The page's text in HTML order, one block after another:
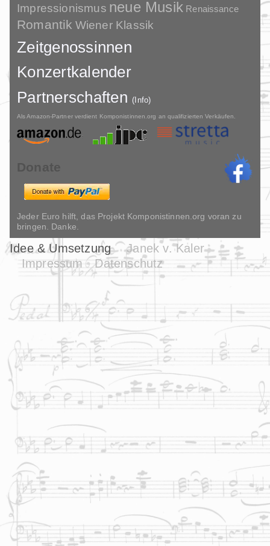
Impressionismus neue Musik Renaissance
Romantik Wiener Klassik
Zeitgenossinnen
Konzertkalender
Partnerschaften(Info)
Als Amazon-Partner verdient Komponistinnen.org an qualifizierten Verkäufen.
Donate
Jeder Euro hilft, das Projekt Komponistinnen.org voran zu
bringen. Danke.
Idee & Umsetzung
Janek v. Kaler
Impressum
Datenschutz